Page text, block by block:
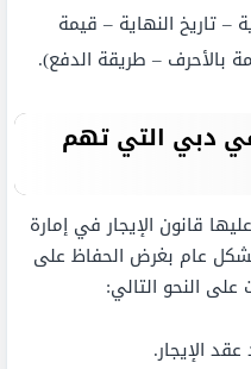
– تاريخ النهاية – قيمة
بالأحرف – طريقة الدفع).
في دبي التي تهم
قانون الإيجار في إمارة
عام بغرض الحفاظ على
النحو التالي:
الإيجار.